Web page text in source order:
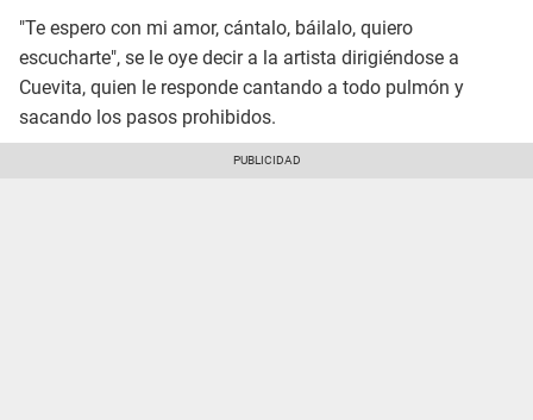
"Te espero con mi amor, cántalo, báilalo, quiero
escucharte", se le oye decir a la artista dirigiéndose a
Cuevita, quien le responde cantando a todo pulmón y
sacando los pasos prohibidos.